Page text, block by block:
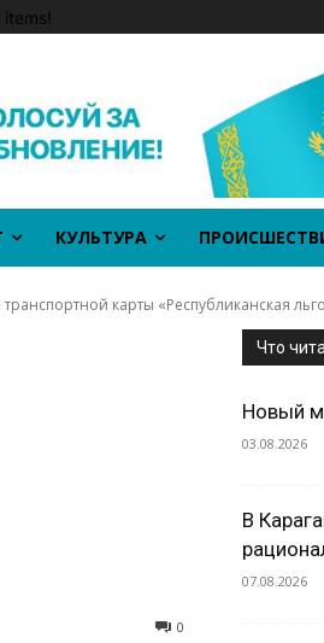
КУЛЬТУРА
карты «Республиканская
0
Что
Новый
03.08.2026
В
07.08.2026